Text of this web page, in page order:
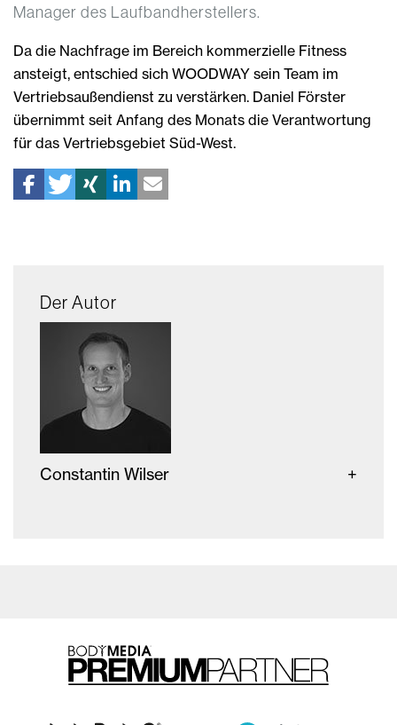
Manager des Laufbandherstellers.
Da die Nachfrage im Bereich kommerzielle Fitness
ansteigt, entschied sich WOODWAY sein Team im
Vertriebsaußendienst zu verstärken. Daniel Förster
übernimmt seit Anfang des Monats die Verantwortung
für das Vertriebsgebiet Süd-West.
Der Autor
Constantin Wilser